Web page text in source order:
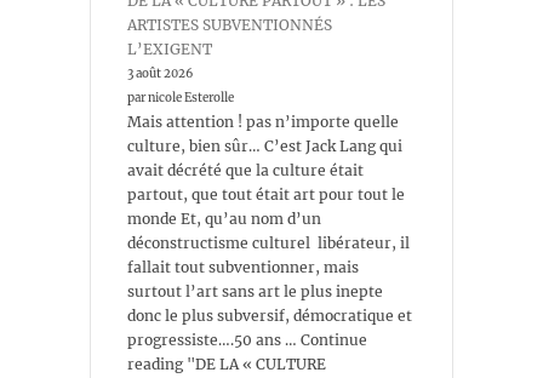
ARTISTES SUBVENTIONNÉS
L’EXIGENT
3 août 2026
par nicole Esterolle
Mais attention ! pas n’importe quelle
culture, bien sûr… C’est Jack Lang qui
avait décrété que la culture était
partout, que tout était art pour tout le
monde Et, qu’au nom d’un
déconstructisme culturel libérateur, il
fallait tout subventionner, mais
surtout l’art sans art le plus inepte
donc le plus subversif, démocratique et
progressiste….50 ans … Continue
reading "DE LA « CULTURE